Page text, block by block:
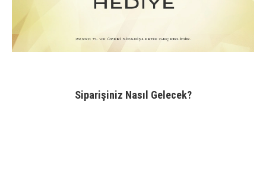
Siparişiniz Nasıl Gelecek?